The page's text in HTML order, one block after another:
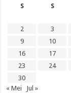
S
S
2
3
9
10
16
17
23
24
30
« Mei
Jul »